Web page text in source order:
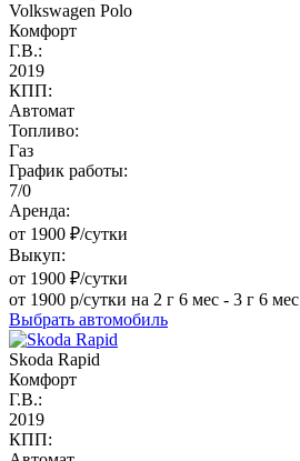
Volkswagen Polo
Комфорт
Г.В.:
2019
КПП:
Автомат
Топливо:
Газ
График работы:
7/0
Аренда:
от 1900 ₽/сутки
Выкуп:
от 1900 ₽/сутки
от 1900 р/сутки на 2 г 6 мес - 3 г 6 мес
Выбрать автомобиль
Skoda Rapid
Комфорт
Г.В.:
2019
КПП: